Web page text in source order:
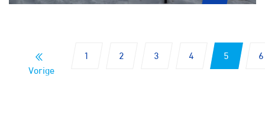
Vorige
1 2 3 4 5 6